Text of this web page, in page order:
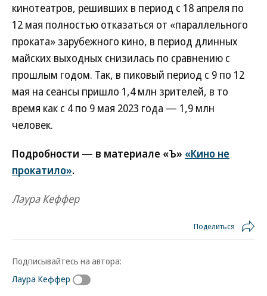
кинотеатров, решивших в период с 18 апреля по
12 мая полностью отказаться от «параллельного
проката» зарубежного кино, в период длинных
майских выходных снизилась по сравнению с
прошлым годом. Так, в пиковый период с 9 по 12
мая на сеансы пришло 1,4 млн зрителей, в то
время как с 4 по 9 мая 2023 года — 1,9 млн
человек.
Подробности — в материале «Ъ» «Кино не
прокатило».
Лаура Кеффер
Поделиться
Подписывайтесь на автора:
Лаура Кеффер